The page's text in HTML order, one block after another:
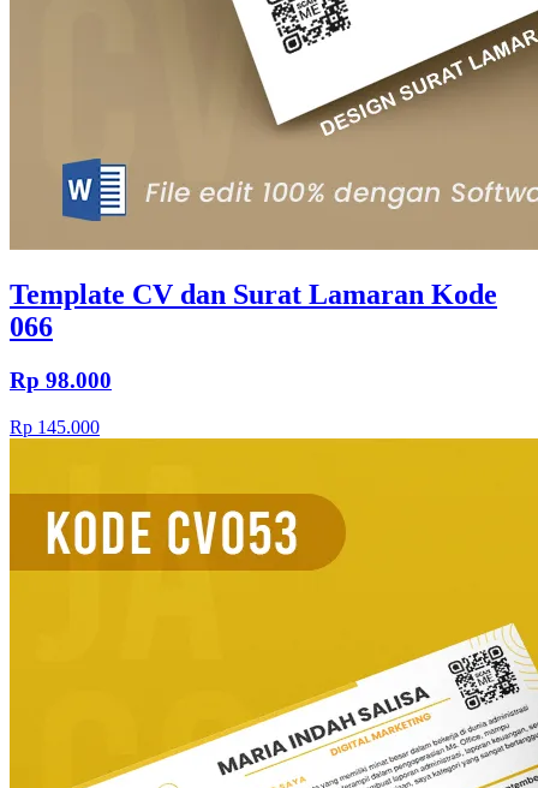
Template CV dan Surat Lamaran Kode
066
Rp 98.000
Rp 145.000